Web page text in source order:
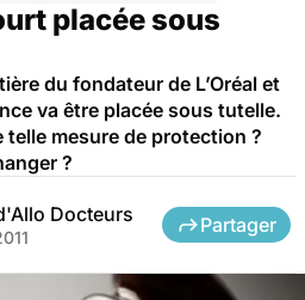
placée sous
du fondateur de L’Oréal et
va être placée sous tutelle.
mesure de protection ?
?
Docteurs Partager